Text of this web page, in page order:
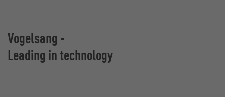
Vogelsang -
Leading in technology